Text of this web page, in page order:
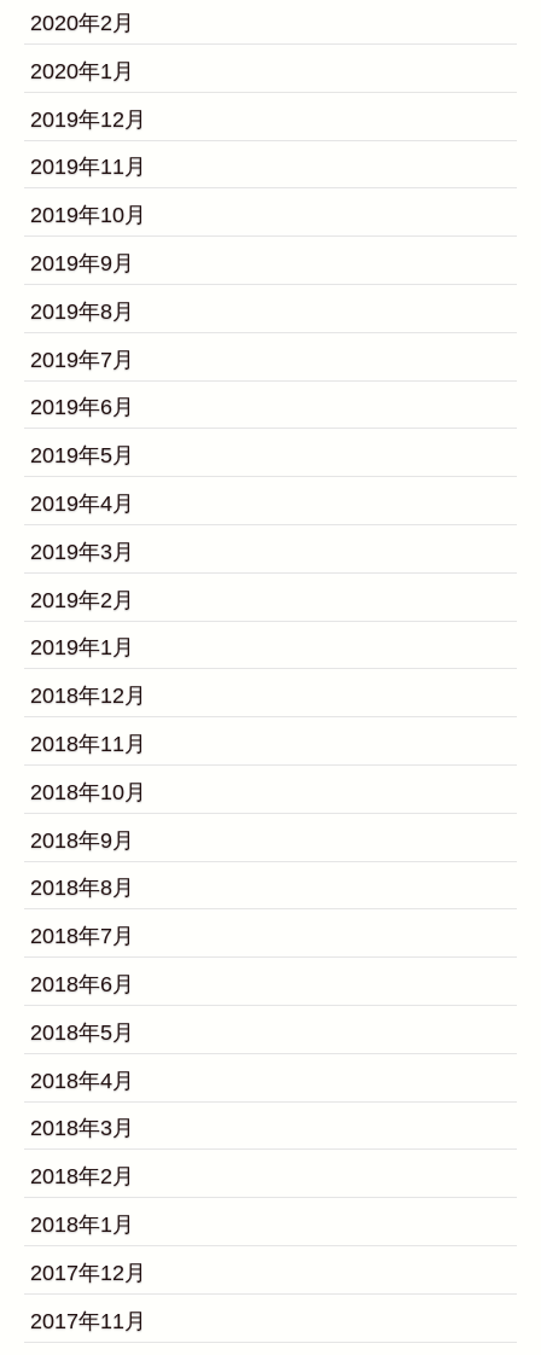
2020年2月
2020年1月
2019年12月
2019年11月
2019年10月
2019年9月
2019年8月
2019年7月
2019年6月
2019年5月
2019年4月
2019年3月
2019年2月
2019年1月
2018年12月
2018年11月
2018年10月
2018年9月
2018年8月
2018年7月
2018年6月
2018年5月
2018年4月
2018年3月
2018年2月
2018年1月
2017年12月
2017年11月